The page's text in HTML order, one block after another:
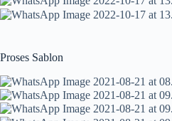
Proses Sablon